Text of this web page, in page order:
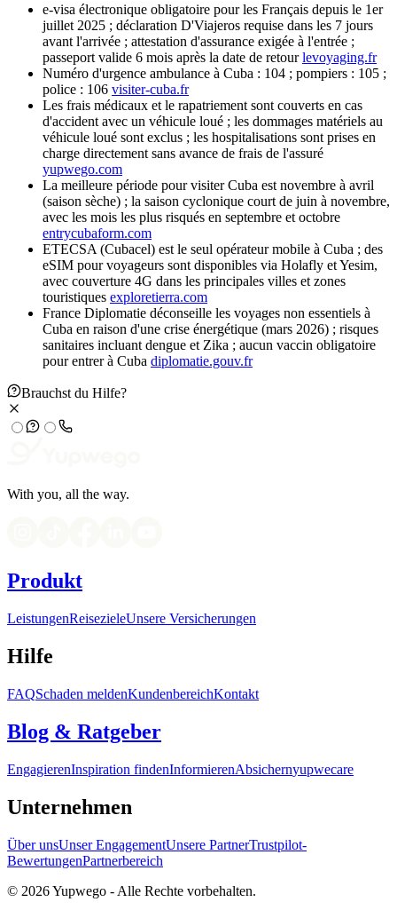
e-visa électronique obligatoire pour les Français depuis le 1er
juillet 2025 ; déclaration D'Viajeros requise dans les 7 jours
avant l'arrivée ; attestation d'assurance exigée à l'entrée ;
passeport valide 6 mois après la date de retour levoyaging.fr
Numéro d'urgence ambulance à Cuba : 104 ; pompiers : 105 ;
police : 106 visiter-cuba.fr
Les frais médicaux et le rapatriement sont couverts en cas
d'accident avec un véhicule loué ; les dommages matériels au
véhicule loué sont exclus ; les hospitalisations sont prises en
charge directement sans avance de frais de l'assuré
yupwego.com
La meilleure période pour visiter Cuba est novembre à avril
(saison sèche) ; la saison cyclonique court de juin à novembre,
avec les mois les plus risqués en septembre et octobre
entrycubaform.com
ETECSA (Cubacel) est le seul opérateur mobile à Cuba ; des
eSIM pour voyageurs sont disponibles via Holafly et Yesim,
avec couverture 4G dans les principales villes et zones
touristiques exploretierra.com
France Diplomatie déconseille les voyages non essentiels à
Cuba en raison d'une crise énergétique (mars 2026) ; risques
sanitaires incluant dengue et Zika ; aucun vaccin obligatoire
pour entrer à Cuba diplomatie.gouv.fr
Brauchst du Hilfe?
With you, all the way.
Produkt
LeistungenReisezieleUnsere Versicherungen
Hilfe
FAQSchaden meldenKundenbereichKontakt
Blog & Ratgeber
EngagierenInspiration findenInformierenAbsichernyupwecare
Unternehmen
Über unsUnser EngagementUnsere PartnerTrustpilot-
BewertungenPartnerbereich
© 2026 Yupwego - Alle Rechte vorbehalten.